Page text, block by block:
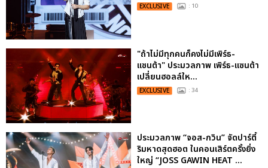
EXCLUSIVE : 10
"ถ้าไม่มีทุกคนก็คงไม่มีเพิร์ธ-
แซนต้า" ประมวลภาพ เพิร์ธ-แซนต้า
เปลี่ยนฮอลล์ให...
EXCLUSIVE : 34
ประมวลภาพ “จอส-กวิน” จัดปาร์ตี้
ริมหาดสุดฮอต ในคอนเสิร์ตครั้งยิ่ง
ใหญ่ “JOSS GAWIN HEAT ...